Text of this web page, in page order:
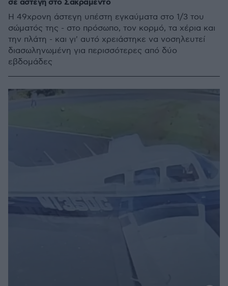
σε άστεγη στο Σακραμέντο
Η 49χρονη άστεγη υπέστη εγκαύματα στο 1/3 του
σώματός της - στο πρόσωπο, τον κορμό, τα χέρια και
την πλάτη - και γι' αυτό χρειάστηκε να νοσηλευτεί
διασωληνωμένη για περισσότερες από δύο
εβδομάδες